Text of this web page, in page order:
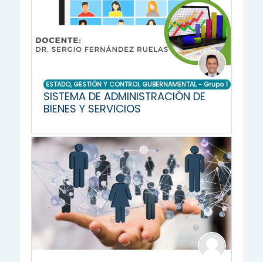
ESTADO, GESTIÓN Y CONTROL GUBERNAMENTAL - Grupo 1
SISTEMA DE ADMINISTRACIÓN DE
BIENES Y SERVICIOS